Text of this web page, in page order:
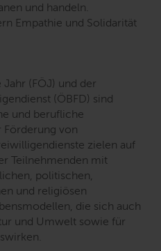
und handeln.
Empathie und Solidarität
(FÖJ) und der
(ÖBFD) sind
und berufliche
Förderung von
zielen auf
Teilnehmenden mit
politischen,
und religiösen
die sich auch
und Umwelt sowie für